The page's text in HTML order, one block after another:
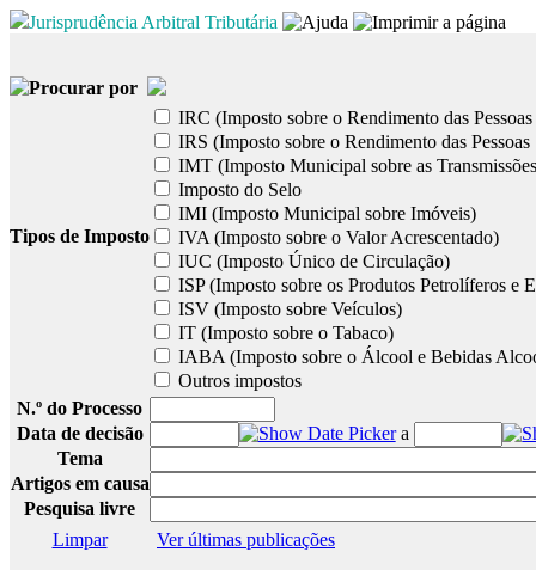
Jurisprudência Arbitral Tributária
Procurar por
IRC (Imposto sobre o Rendimento das
IRS (Imposto sobre o Rendimento das Pessoas
IMT (Imposto Municipal sobre as
Imposto do Selo
IMI (Imposto Municipal sobre Imóveis)
Tipos de Imposto
IVA (Imposto sobre o Valor Acrescentado)
IUC (Imposto Único de Circulação)
ISP (Imposto sobre os Produtos Petrolíferos e
ISV (Imposto sobre Veículos)
IT (Imposto sobre o Tabaco)
IABA (Imposto sobre o Álcool e Bebidas
Outros impostos
N.º do Processo
Data de decisão
a
Tema
Artigos em causa
Pesquisa livre
Limpar
Ver últimas publicações